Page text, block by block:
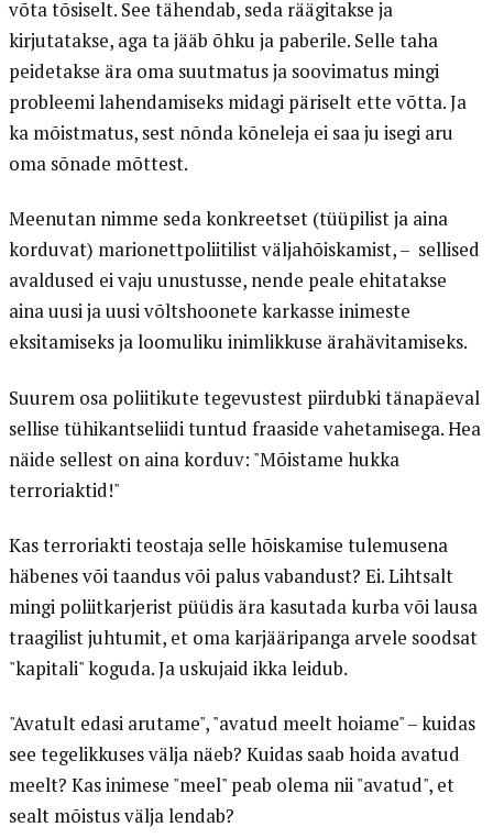
võta tõsiselt. See tähendab, seda räägitakse ja
kirjutatakse, aga ta jääb õhku ja paberile. Selle taha
peidetakse ära oma suutmatus ja soovimatus mingi
probleemi lahendamiseks midagi päriselt ette võtta. Ja
ka mõistmatus, sest nõnda kõneleja ei saa ju isegi aru
oma sõnade mõttest.
Meenutan nimme seda konkreetset (tüüpilist ja aina
korduvat) marionettpoliitilist väljahõiskamist, – sellised
avaldused ei vaju unustusse, nende peale ehitatakse
aina uusi ja uusi võltshoonete karkasse inimeste
eksitamiseks ja loomuliku inimlikkuse ärahävitamiseks.
Suurem osa poliitikute tegevustest piirdubki tänapäeval
sellise tühikantseliidi tuntud fraaside vahetamisega. Hea
näide sellest on aina korduv: "Mõistame hukka
terroriaktid!"
Kas terroriakti teostaja selle hõiskamise tulemusena
häbenes või taandus või palus vabandust? Ei. Lihtsalt
mingi poliitkarjerist püüdis ära kasutada kurba või lausa
traagilist juhtumit, et oma karjääripanga arvele soodsat
"kapitali" koguda. Ja uskujaid ikka leidub.
"Avatult edasi arutame", "avatud meelt hoiame" – kuidas
see tegelikkuses välja näeb? Kuidas saab hoida avatud
meelt? Kas inimese "meel" peab olema nii "avatud", et
sealt mõistus välja lendab?